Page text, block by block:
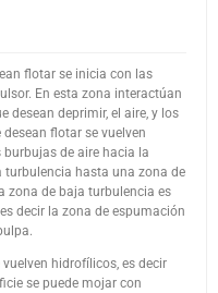
flotar se inicia con las
En esta zona interactúan
desean deprimir, el aire, y los
flotar se vuelven
de aire hacia la
turbulencia hasta una zona de
zona de baja turbulencia es
decir la zona de espumación
hidrofílicos, es decir
se puede mojar con